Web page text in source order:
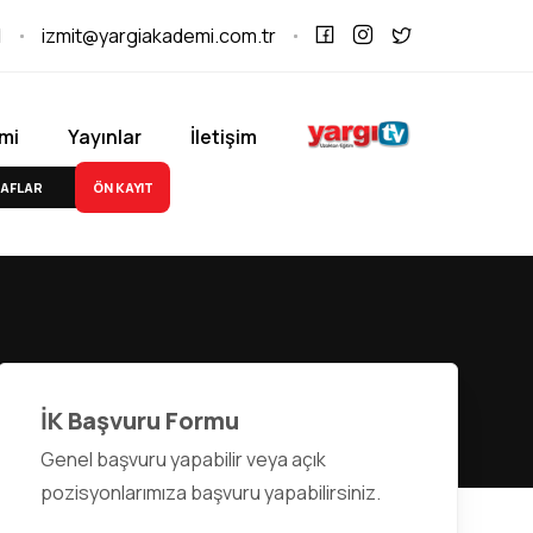
izmit@yargiakademi.com.tr
Yayınlar İletişim
ÖN KAYIT
İK Başvuru Formu
Genel başvuru yapabilir veya açık
pozisyonlarımıza başvuru yapabilirsiniz.